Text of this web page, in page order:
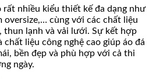
rất nhiều kiểu thiết kế đa dạng như
cùng với các chất liệu
thun lạnh và vải lưới. Sự kết hợp
chất liệu công nghệ cao giúp áo đá
bền đẹp và phù hợp với cả thi
ngày.